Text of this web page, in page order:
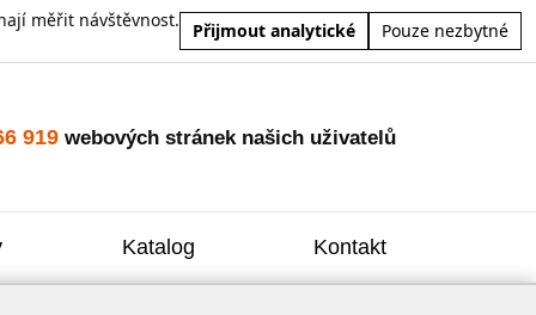
měřit návštěvnost.
Přijmout analytické Pouze nezbytné
919 webových stránek našich uživatelů
Katalog Kontakt